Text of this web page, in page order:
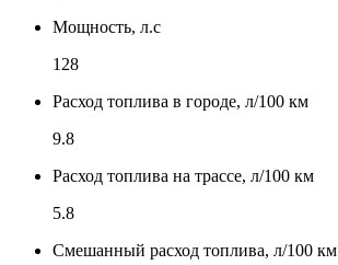
Мощность, л.с
128
Расход топлива в городе, л/100 км
9.8
Расход топлива на трассе, л/100 км
5.8
Смешанный расход топлива, л/100 км